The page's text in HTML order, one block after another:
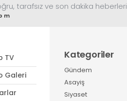
tarafsız ve son dakika heberleri
TV
Galeri
Kategoriler
Gündem
Asayiş
Siyaset